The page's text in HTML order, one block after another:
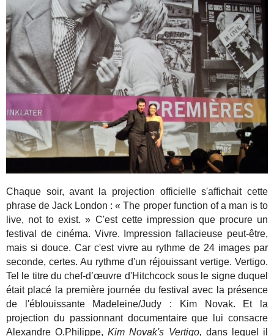
Chaque soir, avant la projection officielle s'affichait cette
phrase de Jack London : « The proper function of a man is to
live, not to exist. » C'est cette impression que procure un
festival de cinéma. Vivre. Impression fallacieuse peut-être,
mais si douce. Car c'est vivre au rythme de 24 images par
seconde, certes. Au rythme d'un réjouissant vertige. Vertigo.
Tel le titre du chef-d’œuvre d'Hitchcock sous le signe duquel
était placé la première journée du festival avec la présence
de l'éblouissante Madeleine/Judy : Kim Novak. Et la
projection du passionnant documentaire que lui consacre
Alexandre O.Philippe,Kim Novak's Vertigo, dans lequel il